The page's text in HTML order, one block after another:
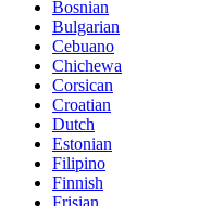
Bosnian
Bulgarian
Cebuano
Chichewa
Corsican
Croatian
Dutch
Estonian
Filipino
Finnish